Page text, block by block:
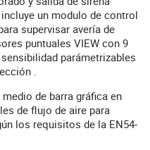
un modulo de control
supervisar avería de
puntuales VIEW con 9
parámetrizables
.
de barra gráfica en
de flujo de aire para
los requisitos de la EN54-